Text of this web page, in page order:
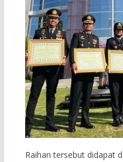
Raihan tersebut didapat